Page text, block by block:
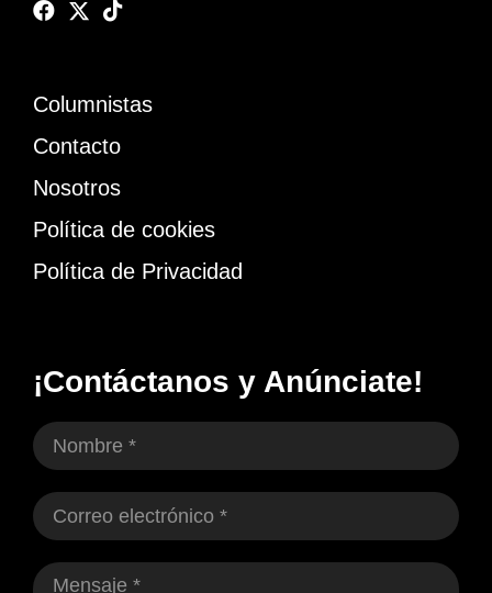
Columnistas
Contacto
Nosotros
Política de cookies
Política de Privacidad
¡Contáctanos y Anúnciate!